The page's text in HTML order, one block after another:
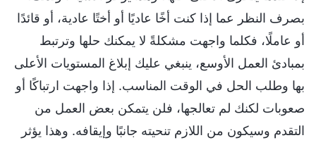
بصرف النظر عما إذا كنت أخًا عاديًا أو أختًا عادية، أو قائدًا
أو عاملًا، فكلما واجهت مشكلةً لا يمكنك حلها وترتبط
بمبادئ العمل الأوسع، ينبغي عليك إبلاغ المستويات الأعلى
بها وطلب الحل في الوقت المناسب. إذا واجهت ارتباكًا أو
صعوبات لكنك لم تعالجها، فلن يتمكن بعض العمل من
التقدم وسيكون من اللازم تنحيته جانبًا وإيقافه. وهذا يؤثر